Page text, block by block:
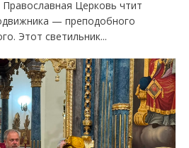
Православная Церковь чтит
— преподобного
Этот светильник...